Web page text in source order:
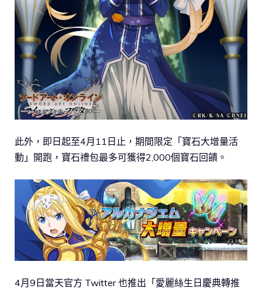
此外，即日起至4月11日止，期間限定「寶石大增量活
動」開跑，寶石禮包最多可獲得2,000個寶石回饋。
4月9日當天官方 Twitter 也推出「愛麗絲生日慶典轉推